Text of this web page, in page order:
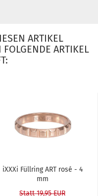
ARTIKEL
FOLGENDE ARTIKEL
iXXXi Füll­ring ART rosé - 4
mm
Statt 19,95 EUR